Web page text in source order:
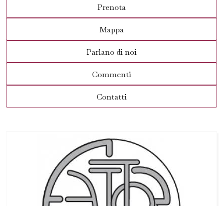
Prenota
Mappa
Parlano di noi
Commenti
Contatti